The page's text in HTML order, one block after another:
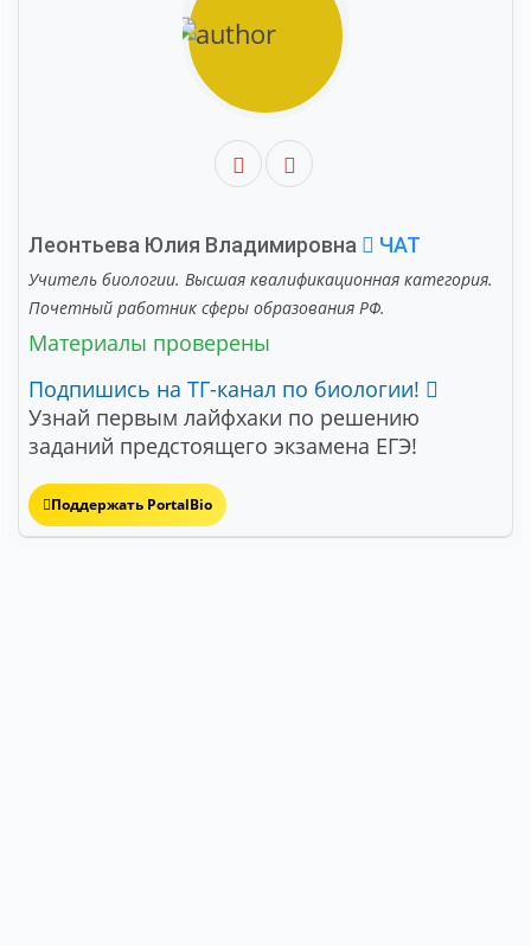
Леонтьева Юлия Владимировна ЧАТ
Учитель биологии. Высшая квалификационная категория.
Почетный работник сферы образования РФ.
Материалы проверены
Подпишись на ТГ-канал по биологии!
Узнай первым лайфхаки по решению
заданий предстоящего экзамена ЕГЭ!
Поддержать PortalBio